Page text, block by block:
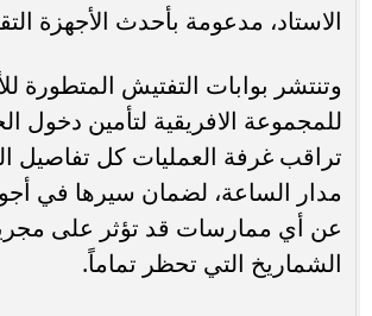
الاستاد، مدعومة بأحدث الأجهزة
وتنتشر بوابات التفتيش المتطورة
للمجموعة الافريقية لتأمين دخول
تراقب غرفة العمليات كل تفاصيل
مدار الساعة، لضمان سيرها في
عن أي ممارسات قد تؤثر على
الشماريخ التي تحظر تماماً.